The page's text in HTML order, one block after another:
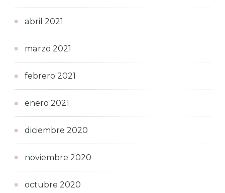
abril 2021
marzo 2021
febrero 2021
enero 2021
diciembre 2020
noviembre 2020
octubre 2020